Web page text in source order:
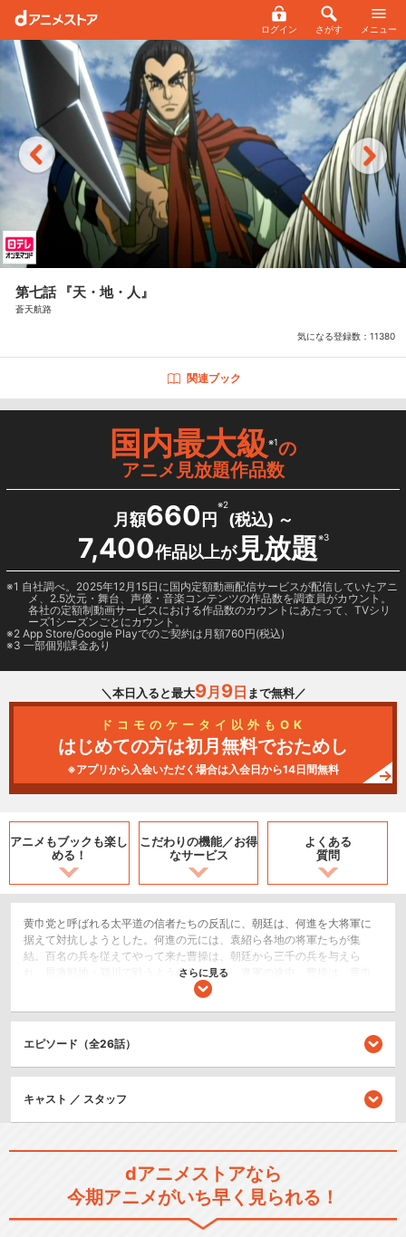
ログイン さがす メニュー
第七話 『天・地・人』
蒼天航路
気になる登録数： 11380
関連ブック
国内最大級※1の
アニメ見放題作品数
月額660 円
※2
(税込) ～
7,400作品以上が見放題※3
1 自社調べ。2025年12月15日に国内定額動画配信サービスが配信していたアニ
メ、2.5次元・舞台、声優・音楽コンテンツの作品数を調査員がカウント。
各社の定額制動画サービスにおける作品数のカウントにあたって、TVシリ
ーズ1シーズンごとにカウント。
2 App Store/Google Playでのご契約は月額760円(税込)
3 一部個別課金あり
＼本日入ると最大9月 9日 まで無料／
ドコモのケータイ以外もOK
はじめての方は初月無料でおためし
※アプリから入会いただく場合は入会日から14日間無料
アニメもブックも楽し
める！
こだわりの機能／お得
なサービス
よくある
質問
黄巾党と呼ばれる太平道の信者たちの反乱に、朝廷は、何進を大将軍に
据えて対抗しようとした。何進の元には、袁紹ら各地の将軍たちが集
結。百名の兵を従えてやって来た曹操は、朝廷から三千の兵を与えら
れ、最激戦地・潁川で戦うよう命じられた。進軍の途中、曹操は、黄巾
党の兵が占拠する砦を発見。その戦力を見るため攻撃を仕掛けた曹操
ドラマ/青春
さらに見る
閉じる
エピソード（全26話）
キャスト ／ スタッフ
dアニメストアなら
今期アニメがいち早く見られる！